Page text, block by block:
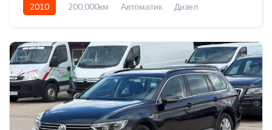
2010 200,000км Автоматик
Дизел